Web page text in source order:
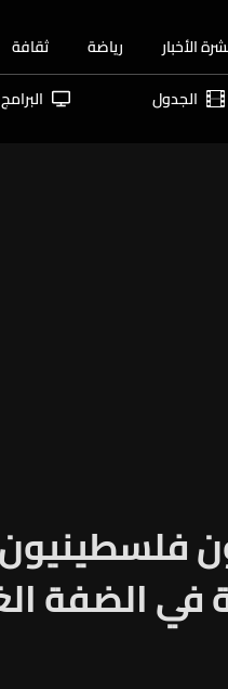
الأخبار رياضة ثقافة
الجدول البرامج
في الضفة